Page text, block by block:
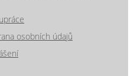
osobních údajů